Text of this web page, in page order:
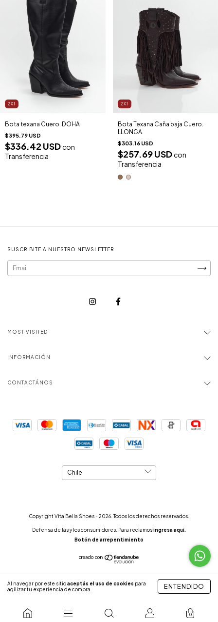
Al navegar por este sitioaceptás el uso de cookies para
agilizar tu experiencia de compra.
ENTENDIDO
0
2X1
Bota texana Cuero. DOHA
$395.79 USD
$336.42 USDcon
Transferencia
2X1
Bota Texana Caña baja Cuero.
LLONGA
$303.16 USD
$257.69 USDcon
Transferencia
SUSCRIBITE A NUESTRO NEWSLETTER
MOST VISITED
INFORMACIÓN
CONTACTÁNOS
Copyright Vita Bella Shoes - 2026. Todos los derechos reservados.
Defensa de las y los consumidores. Para reclamosingresa aquí.
Botón de arrepentimiento